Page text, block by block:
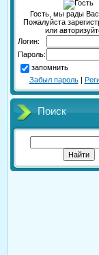
Гость, мы рады Вас
Пожалуйста
или
Логин:
Пароль:
запомнить
Забыл пароль|
Поиск